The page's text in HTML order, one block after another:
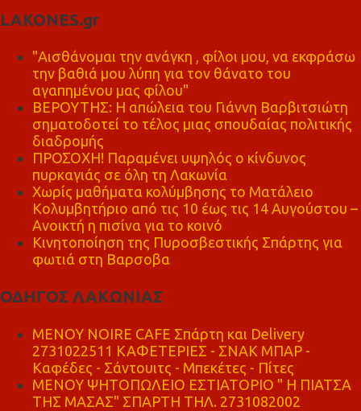
LAKONES.gr
"Αισθάνομαι την ανάγκη , φίλοι μου, να εκφράσω
την βαθιά μου λύπη για τον θάνατο του
αγαπημένου μας φίλου"
ΒΕΡΟΥΤΗΣ: Η απώλεια του Γιάννη Βαρβιτσιώτη
σηματοδοτεί το τέλος μιας σπουδαίας πολιτικής
διαδρομής
ΠΡΟΣΟΧΗ! Παραμένει υψηλός ο κίνδυνος
πυρκαγιάς σε όλη τη Λακωνία
Χωρίς μαθήματα κολύμβησης το Ματάλειο
Κολυμβητήριο από τις 10 έως τις 14 Αυγούστου –
Ανοικτή η πισίνα για το κοινό
Κινητοποίηση της Πυροσβεστικής Σπάρτης για
φωτιά στη Βαρσοβα
ΟΔΗΓΟΣ ΛΑΚΩΝΙΑΣ
MENOY NOIRE CAFE Σπάρτη και Delivery
2731022511 ΚΑΦΕΤΕΡΙΕΣ - ΣΝΑΚ ΜΠΑΡ -
Καφέδες - Σάντουιτς - Μπεκέτες - Πίτες
ΜΕΝΟΥ ΨΗΤΟΠΩΛΕΙΟ ΕΣΤΙΑΤΟΡΙΟ " Η ΠΙΑΤΣΑ
ΤΗΣ ΜΑΣΑΣ" ΣΠΑΡΤΗ ΤΗΛ. 2731082002